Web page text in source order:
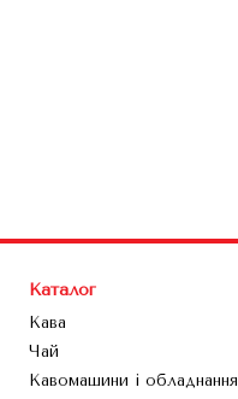
Каталог
Кава
Чай
Кавомашини і обладнання